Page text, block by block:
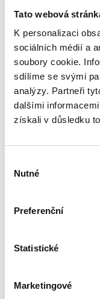
Tato webová
K personalizaci
sociálních médií a
soubory cookie.
sdílíme se svými
analýzy. Partneři
dalšími
získali v důsledku
souhlasu
Nutné
Preferenční
Statistické
Marketingové
x 10 x 10 cm.
úpravy.
355,00 Kč
Další obrázky